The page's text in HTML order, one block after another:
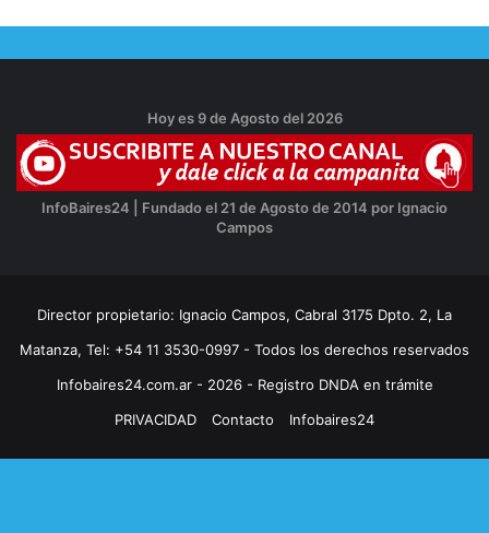
Hoy es 9 de Agosto del 2026
InfoBaires24 | Fundado el 21 de Agosto de 2014 por Ignacio
Campos
Director propietario: Ignacio Campos, Cabral 3175 Dpto. 2, La
Matanza, Tel: +54 11 3530-0997 - Todos los derechos reservados
Infobaires24.com.ar - 2026 - Registro DNDA en trámite
PRIVACIDAD
Contacto Infobaires24